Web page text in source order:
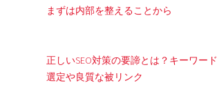
まずは内部を整えることから
正しいSEO対策の要諦とは？キーワード
選定や良質な被リンク